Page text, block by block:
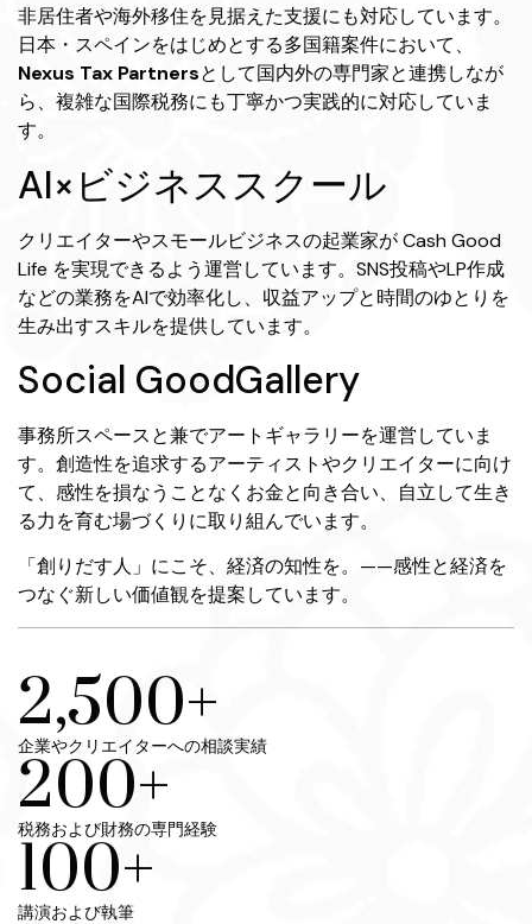
非居住者や海外移住を見据えた支援にも対応しています。
日本・スペインをはじめとする多国籍案件において、
Nexus Tax Partnersとして国内外の専門家と連携しなが
ら、複雑な国際税務にも丁寧かつ実践的に対応していま
す。
AI×ビジネススクール
クリエイターやスモールビジネスの起業家が Cash Good
Life を実現できるよう運営しています。SNS投稿やLP作成
などの業務をAIで効率化し、収益アップと時間のゆとりを
生み出すスキルを提供しています。
Social GoodGallery
事務所スペースと兼でアートギャラリーを運営していま
す。創造性を追求するアーティストやクリエイターに向け
て、感性を損なうことなくお金と向き合い、自立して生き
る力を育む場づくりに取り組んでいます。
「創りだす人」にこそ、経済の知性を。——感性と経済を
つなぐ新しい価値観を提案しています。
企業やクリエイターへの相談実績
2,500+
税務および財務の専門経験
200+
講演および執筆
100+